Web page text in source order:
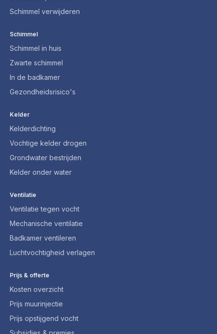
Schimmel verwijderen
Schimmel
Schimmel in huis
Zwarte schimmel
In de badkamer
Gezondheidsrisico's
Kelder
Kelderdichting
Vochtige kelder drogen
Grondwater bestrijden
Kelder onder water
Ventilatie
Ventilatie tegen vocht
Mechanische ventilatie
Badkamer ventileren
Luchtvochtigheid verlagen
Prijs & offerte
Kosten overzicht
Prijs muurinjectie
Prijs opstijgend vocht